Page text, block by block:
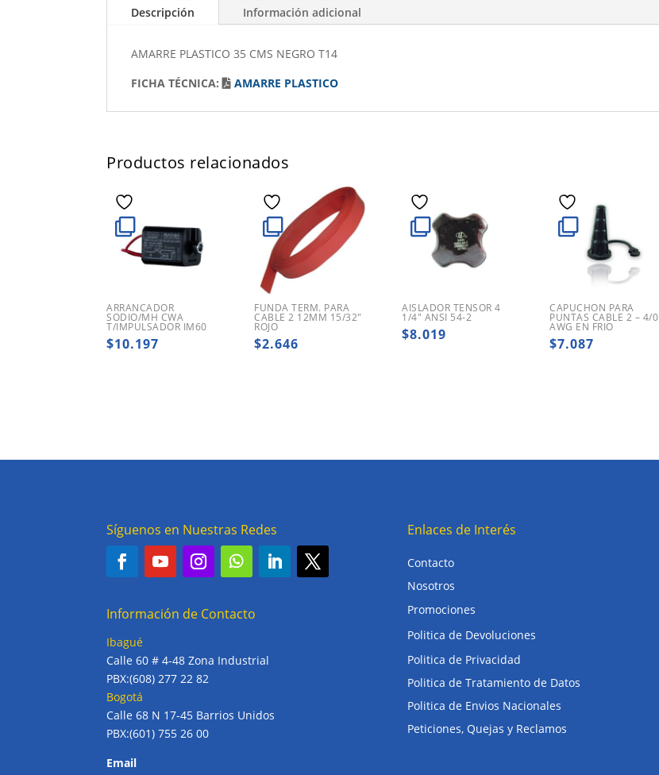
Descripción Información adicional
AMARRE PLASTICO 35 CMS NEGRO T14
FICHA TÉCNICA:
AMARRE PLASTICO
Productos relacionados
ARRANCADOR
SODIO/MH CWA
T/IMPULSADOR IM60
$10.197
FUNDA TERM. PARA
CABLE 2 12MM 15/32″
ROJO
$2.646
AISLADOR TENSOR 4
1/4″ ANSI 54-2
$8.019
CAPUCHON PARA
PUNTAS CABLE 2 – 4/0
AWG EN FRIO
$7.087
Síguenos en Nuestras Redes
Información de Contacto
Ibagué
Calle 60 # 4-48 Zona Industrial
PBX:(608) 277 22 82
Bogotá
Calle 68 N 17-45 Barrios Unidos
PBX:(601) 755 26 00
Email
Enlaces de Interés
Contacto
Nosotros
Promociones
Politica de Devoluciones
Politica de Privacidad
Politica de Tratamiento de Datos
Politica de Envios Nacionales
Peticiones, Quejas y Reclamos